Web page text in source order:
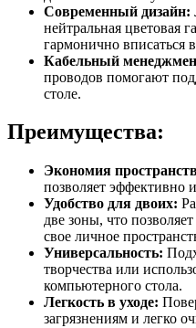
Современный дизайн:
нейтральная цветовая
гармонично вписаться
Кабельный
проводов помогают
столе.
Преимущества:
Экономия
позволяет эффективно
Удобство для двоих:
две зоны, что
свое личное
Универсальность:
творчества или
компьютерного стола.
Легкость в уходе:
загрязнениям и легко